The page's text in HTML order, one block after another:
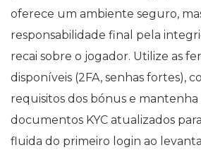
oferece um ambiente seguro,
responsabilidade final pela
recai sobre o jogador. Utilize as
disponíveis (2FA, senhas fortes),
requisitos dos bónus e mantenha
documentos KYC atualizados
fluida do primeiro login ao